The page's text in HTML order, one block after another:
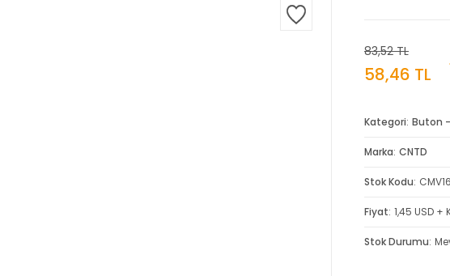
83,52 TL
58,46 TL
Kategori Buton
Marka CNTD
Stok Kodu
Fiyat 1,45 USD +
Stok Durumu